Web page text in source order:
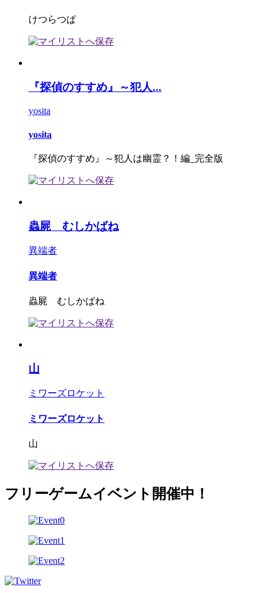
けつらつぱ
『探偵のすすめ』～犯人...
yosita
yosita
『探偵のすすめ』～犯人は幽霊？！編_完全版
蟲屍 むしかばね
異端者
異端者
蟲屍 むしかばね
山
ミワーズロケット
ミワーズロケット
山
フリーゲームイベント開催中！